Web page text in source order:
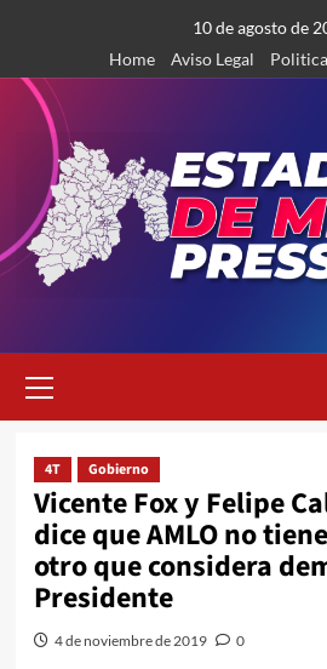
contenido
10 de agosto de
Home
Aviso Legal
primario
4T Gobierno
Vicente Fox y Felipe
dice que AMLO no
otro que considera
Presidente
4 de noviembre de 2019 0